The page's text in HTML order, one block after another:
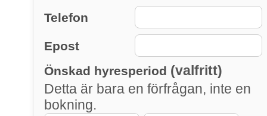
Telefon
Epost
Önskad hyresperiod (valfritt)
Detta är bara en förfrågan, inte en
bokning.